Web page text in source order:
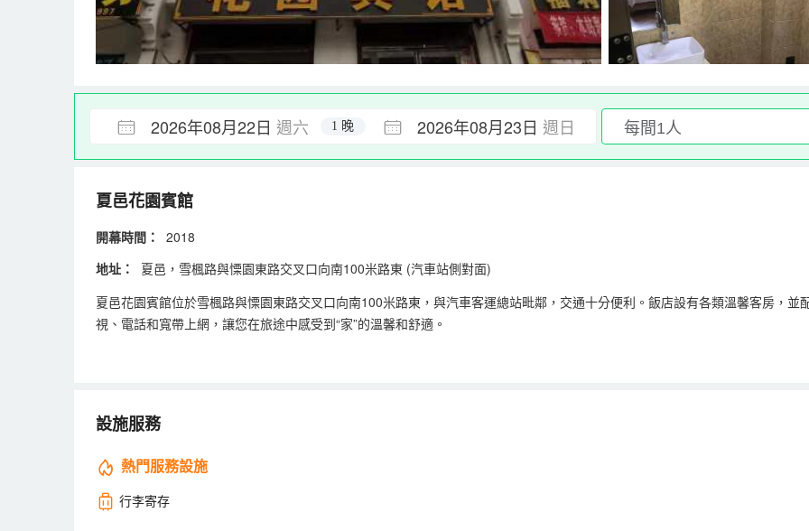
2026年08月22日 週六 2026年08月23日 週日
1 晚
夏邑花園賓館
開幕時間：
2018
地址：
夏邑，雪楓路與慄園東路交叉口向南100米路東 (汽車站側對面)
夏邑花園賓館位於雪楓路與慄園東路交叉口向南100米路東，與汽車客運總站毗鄰，交通十分便利。飯店設有各類溫馨客房，
視、電話和寬帶上網，讓您在旅途中感受到“家”的溫馨和舒適。
設施服務
熱門服務設施
行李寄存